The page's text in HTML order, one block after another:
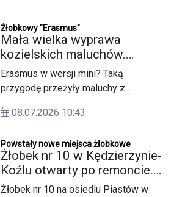
Żłobkowy "Erasmus"
Mała wielka wyprawa
kozielskich maluchów.
Odwiedziły rówieśników ze
żłobka na osiedlu Piastów
Erasmus w wersji mini? Taką
przygodę przeżyły maluchy z
wybrały się autobusem do swoich
osiedlu Piastów-Powstańców
Śląskich. Celem wycieczki było
poznanie nowo wyremontowanej
placówki, wspólna zabawa i integracja.
08.07.2026 10:43
Powstały nowe miejsca żłobkowe
Żłobek nr 10 w Kędzierzynie-
Koźlu otwarty po remoncie.
Są wolne miejsca dla dzieci
Żłobek nr 10 na osiedlu Piastów w